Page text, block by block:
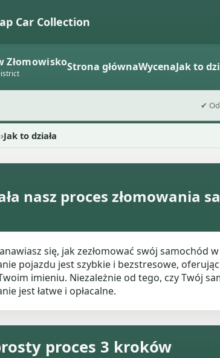
Car Collection
ZłomowiskoStrona głównaWycenaJak to
✔
Jak to działa
nasz proces złomowania
się, jak zezłomować swój
pojazdu jest szybkie i bezstresowe,
imieniu. Niezależnie od tego, czy Twój
jest łatwe i opłacalne.
proces 3 kroków